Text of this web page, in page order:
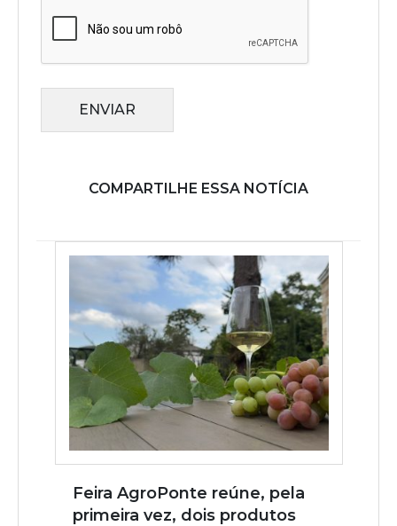
ENVIAR
COMPARTILHE ESSA NOTÍCIA
Feira AgroPonte reúne, pela
primeira vez, dois produtos